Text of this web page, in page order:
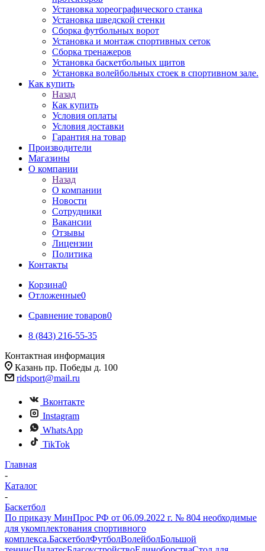
Установка хореографического станка
Установка шведской стенки
Сборка футбольных ворот
Установка и монтаж спортивных сеток
Сборка тренажеров
Установка баскетбольных щитов
Установка волейбольных стоек в спортивном зале.
Как купить
Назад
Как купить
Условия оплаты
Условия доставки
Гарантия на товар
Производители
Магазины
О компании
Назад
О компании
Новости
Сотрудники
Вакансии
Отзывы
Лицензии
Политика
Контакты
Корзина0
Отложенные0
Сравнение товаров0
8 (843) 216-55-35
Контактная информация
Казань пр. Победы д. 100
ridsport@mail.ru
Вконтакте
Instagram
WhatsApp
TikTok
Главная
-
Каталог
-
Баскетбол
По приказу МинПрос РФ от 06.09.2022 г. № 804 необходимые
для укомплектования спортивного
комплекса.БаскетболФутболВолейболБольшой